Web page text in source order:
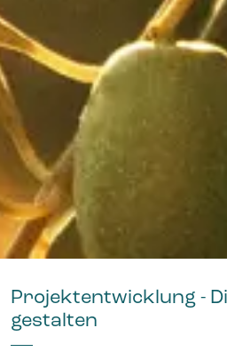
Projektentwicklung -
gestalten